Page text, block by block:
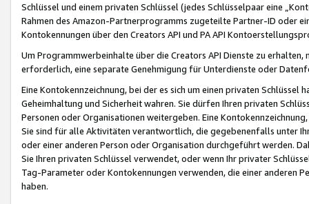
Schlüssel und einem privaten Schlüssel (jedes Schlüsselpaar eine
Rahmen des Amazon-Partnerprogramms zugeteilte Partner-ID oder
Kontokennungen über den Creators API und PA API
Um Programmwerbeinhalte über die Creators API Dienste zu
erforderlich, eine separate Genehmigung für Unterdienste oder
Eine Kontokennzeichnung, bei der es sich um einen privaten
Geheimhaltung und Sicherheit wahren. Sie dürfen Ihren privaten
Personen oder Organisationen weitergeben. Eine
Sie sind für alle Aktivitäten verantwortlich, die gegebenenfalls unter
oder einer anderen Person oder Organisation durchgeführt werden.
Sie Ihren privaten Schlüssel verwendet, oder wenn Ihr privater
Tag-Parameter oder Kontokennungen verwenden, die einer anderen
haben.